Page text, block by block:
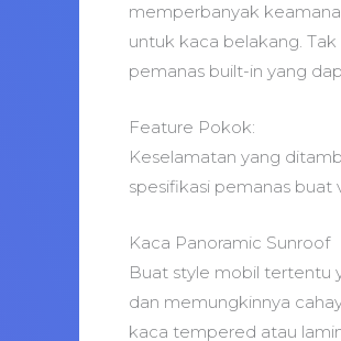
memperbanyak
untuk kaca belakang.
pemanas built-in yang
Feature Pokok:
Keselamatan yang
spesifikasi pemanas buat
Kaca Panoramic Sunroof
Buat style mobil tertentu
dan memungkinnya
kaca tempered atau